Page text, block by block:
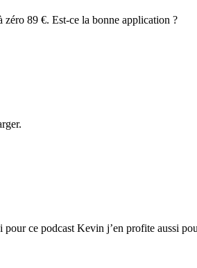
zéro 89 €. Est-ce la bonne application ?
ce podcast Kevin j’en profite aussi